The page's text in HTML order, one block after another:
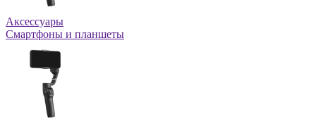
Аксессуары
Смартфоны и планшеты